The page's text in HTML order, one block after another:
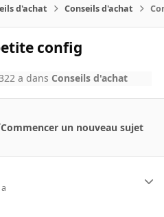
d'achat Conseils d'achat
config
22 a dans Conseils d'achat
Commencer un nouveau sujet